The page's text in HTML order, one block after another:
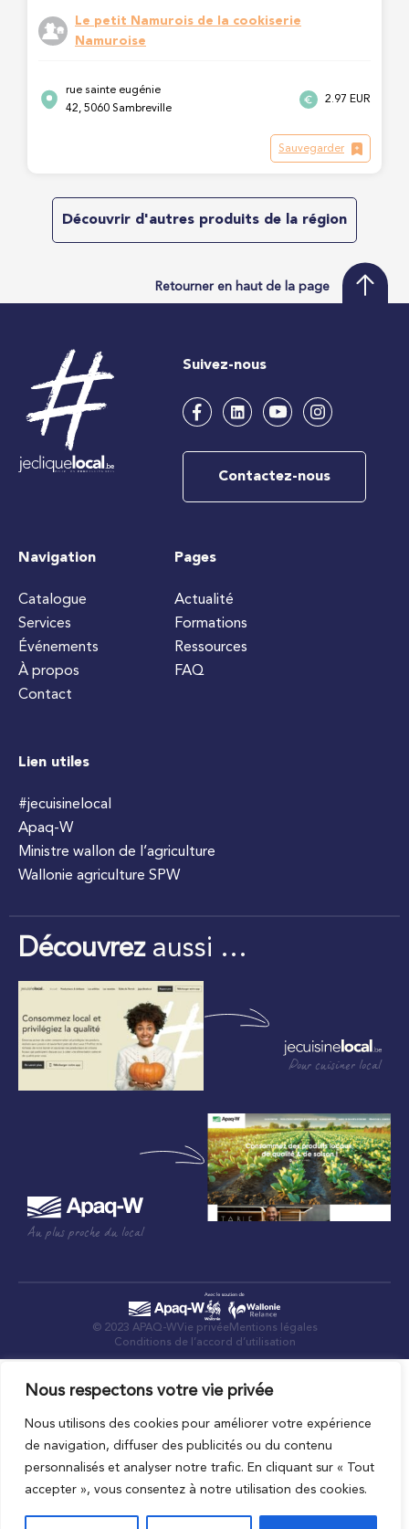
Nous respectons votre vie privée
Nous utilisons des cookies pour améliorer votre expérience
de navigation, diffuser des publicités ou du contenu
personnalisés et analyser notre trafic. En cliquant sur « Tout
accepter », vous consentez à notre utilisation des cookies.
Le petit Namurois de la cookiserie
Namuroise
rue sainte eugénie
42, 5060 Sambreville
2.97 EUR
Sauvegarder
Découvrir d'autres produits de la région
Retourner en haut de la page
Suivez-nous
Contactez-nous
Navigation
Catalogue
Services
Événements
À propos
Contact
Pages
Actualité
Formations
Ressources
FAQ
Lien utiles
#jecuisinelocal
Apaq-W
Ministre wallon de l’agriculture
Wallonie agriculture SPW
Découvrezaussi …
Pour cuisiner local
Au plus proche du local
© 2023 APAQ-WVie privée Mentions légales
Conditions de l’accord d’utilisation